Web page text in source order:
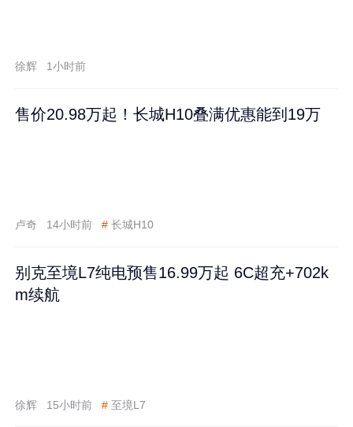
徐辉 1小时前
售价20.98万起！长城H10叠满优惠能到19万
卢奇 14小时前 # 长城H10
别克至境L7纯电预售16.99万起 6C超充+702k
m续航
徐辉 15小时前 # 至境L7